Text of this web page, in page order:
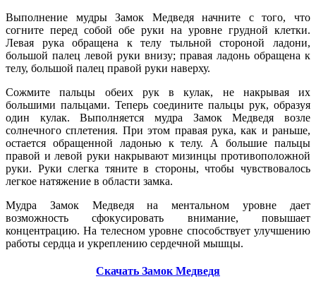
Выполнение мудры Замок Медведя начните с того, что
согните перед собой обе руки на уровне грудной клетки.
Левая рука обращена к телу тыльной стороной ладони,
большой палец левой руки внизу; правая ладонь обращена к
телу, большой палец правой руки наверху.
Сожмите пальцы обеих рук в кулак, не накрывая их
большими пальцами. Теперь соедините пальцы рук, образуя
один кулак. Выполняется мудра Замок Медведя возле
солнечного сплетения. При этом правая рука, как и раньше,
остается обращенной ладонью к телу. А большие пальцы
правой и левой руки накрывают мизинцы противоположной
руки. Руки слегка тяните в стороны, чтобы чувствовалось
легкое натяжение в области замка.
Мудра Замок Медведя на ментальном уровне дает
возможность сфокусировать внимание, повышает
концентрацию. На телесном уровне способствует улучшению
работы сердца и укреплению сердечной мышцы.
Cкачать Замок Медведя